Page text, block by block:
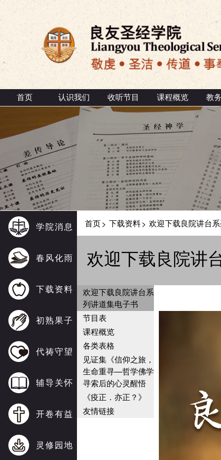
首页 认识我们 收听节目 课程概览 教
学院消息
春风化雨
下载资料
初熟果子
代祷守望
辅导关怀
开卷有益
灵修园地
首页> 下载资料> 欢迎下载良院讲台
欢迎下载良院讲
欢迎下载良院讲台系
列讲道集电子书
节目表
课程概览
各类表格
见证集《信仰之旅，
生命重寻—哲学佛学
寻索后的心灵醒悟
《疫正．亦正？》
友情链接